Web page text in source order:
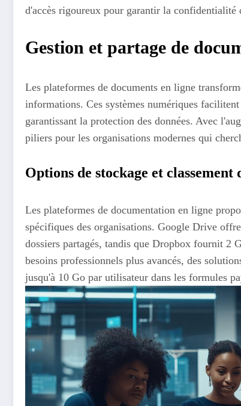
d'accès rigoureux pour garantir la confidentialité
Gestion et partage de
Les plateformes de documents en ligne
informations. Ces systèmes numériques
garantissant la protection des données. Avec
piliers pour les organisations modernes qui
Options de stockage et classement
Les plateformes de documentation en ligne
spécifiques des organisations. Google Drive
dossiers partagés, tandis que Dropbox fournit 2
besoins professionnels plus avancés, des
jusqu'à 10 Go par utilisateur dans les formules